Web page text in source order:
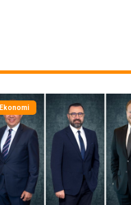
Ekonomi